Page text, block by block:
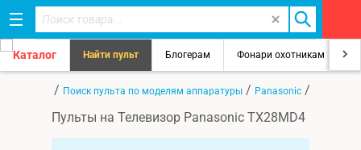
Каталог Найти пульт Блогерам Фонари охотникам
/ Поиск пульта по моделям аппаратуры / Panasonic /
Пульты на Телевизор Panasonic TX28MD4